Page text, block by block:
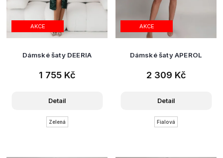
AKCE
Dámské šaty DEERIA
1 755 Kč
Detail
Zelená
AKCE
Dámské šaty APEROL
2 309 Kč
Detail
Fialová